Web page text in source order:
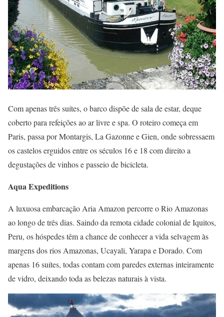
Com apenas três suítes, o barco dispõe de sala de estar, deque
coberto para refeições ao ar livre e spa. O roteiro começa em
Paris, passa por Montargis, La Gazonne e Gien, onde sobressaem
os castelos erguidos entre os séculos 16 e 18 com direito a
degustações de vinhos e passeio de bicicleta.
Aqua Expeditions
A luxuosa embarcação Aria Amazon percorre o Rio Amazonas
ao longo de três dias. Saindo da remota cidade colonial de Iquitos,
Peru, os hóspedes têm a chance de conhecer a vida selvagem às
margens dos rios Amazonas, Ucayali, Yarapa e Dorado. Com
apenas 16 suítes, todas contam com paredes externas inteiramente
de vidro, deixando toda as belezas naturais à vista.